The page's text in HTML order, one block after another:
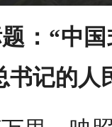
：“中
书记的人